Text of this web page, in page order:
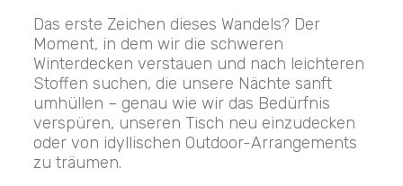
Das erste Zeichen dieses Wandels? Der
Moment, in dem wir die schweren
Winterdecken verstauen und nach leichteren
Stoffen suchen, die unsere Nächte sanft
umhüllen – genau wie wir das Bedürfnis
verspüren, unseren Tisch neu einzudecken
oder von idyllischen Outdoor-Arrangements
zu träumen.